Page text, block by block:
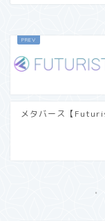
メタバース【